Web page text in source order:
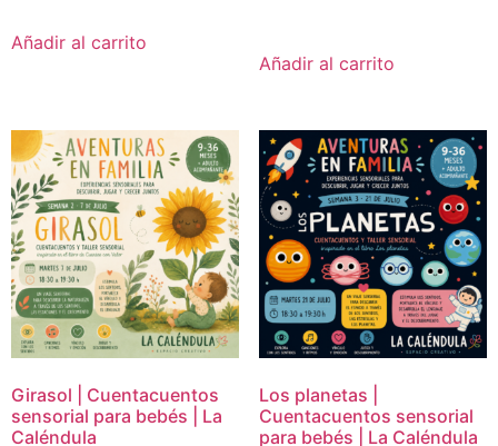
Añadir al carrito
Añadir al carrito
Girasol | Cuentacuentos
sensorial para bebés | La
Caléndula
Los planetas |
Cuentacuentos sensorial
para bebés | La Caléndula